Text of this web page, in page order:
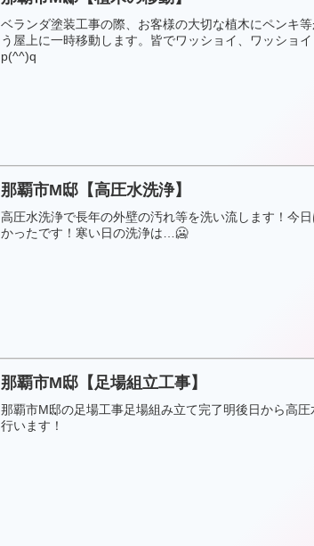
ベランダ塗装工事の際、お客様の大切な植木にペンキ等
う屋上に一時移動します。皆でワッショイ、ワッショ
p(^^)q
那覇市M邸【高圧水洗浄】
高圧水洗浄で長年の外壁の汚れ等を洗い流します！今
かったです！寒い日の洗浄は…🥶
那覇市M邸【足場組立工事】
那覇市M邸の足場工事足場組み立て完了明後日から高圧
行います！